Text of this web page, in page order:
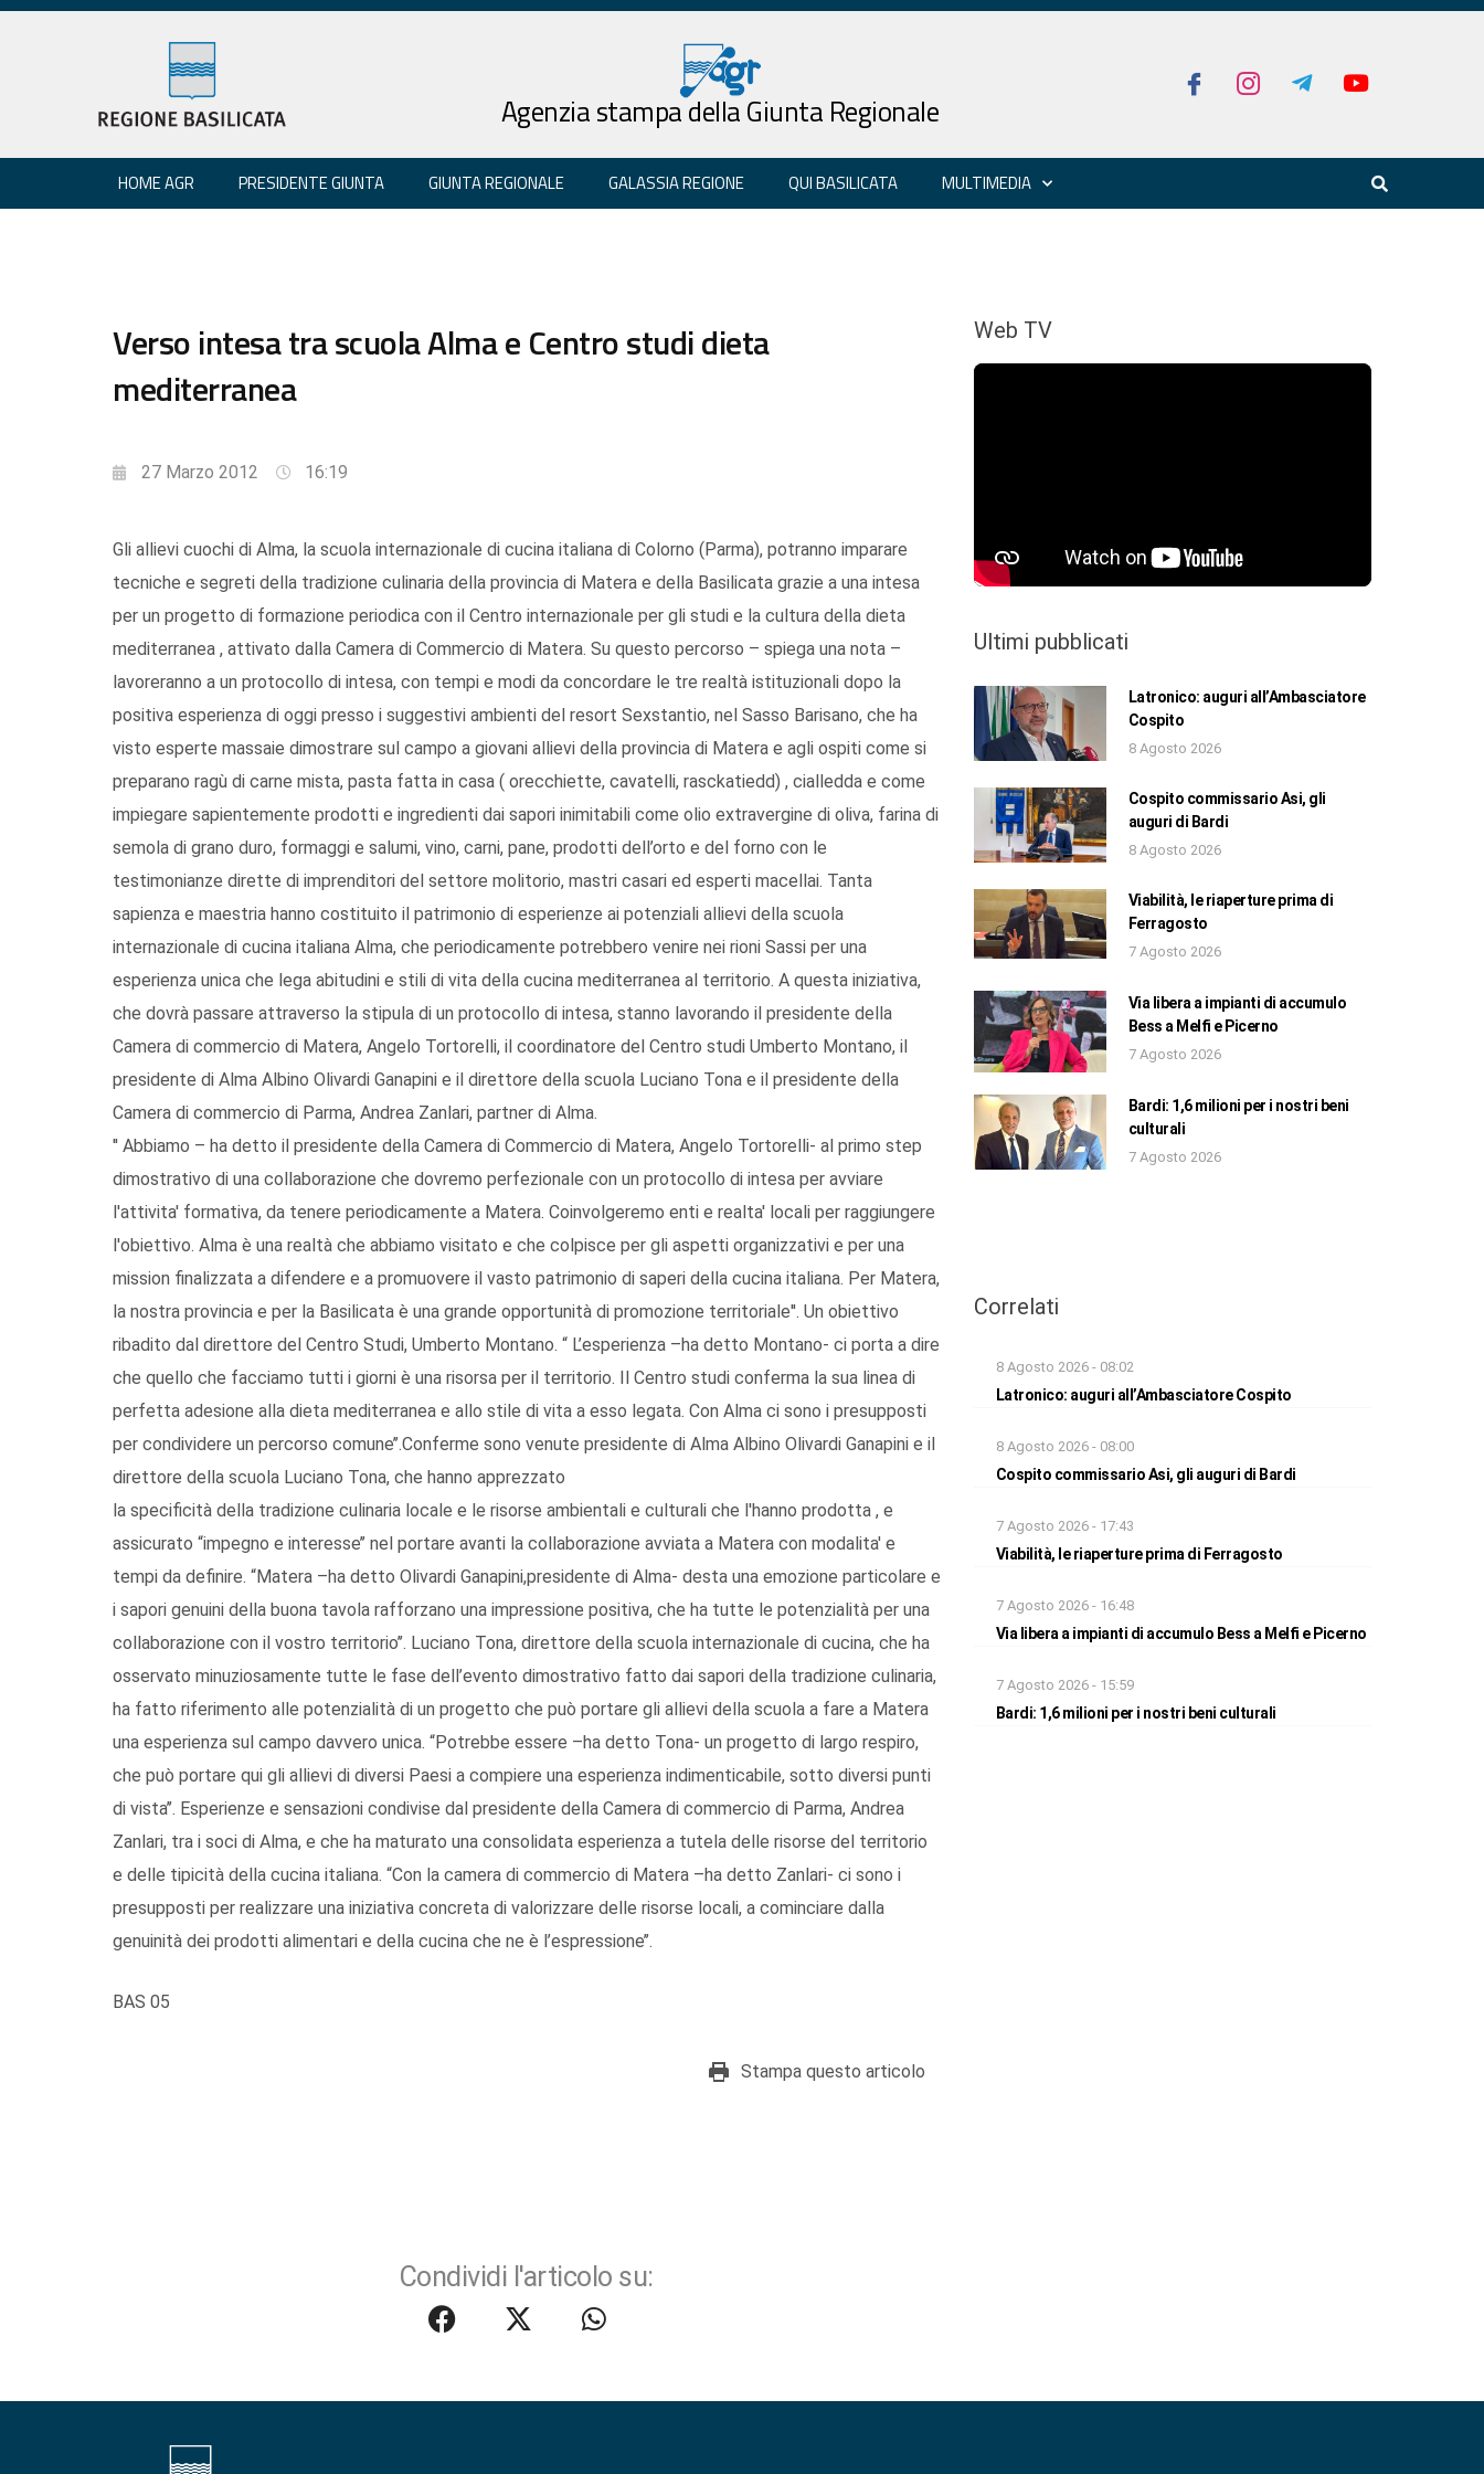
Agenzia stampa della Giunta Regionale
HOME AGR PRESIDENTE GIUNTA GIUNTA REGIONALE GALASSIA REGIONE QUI BASILICATA MULTIMEDIA
Verso intesa tra scuola Alma e Centro studi dieta
mediterranea
27 Marzo 2012 16:19
Gli allievi cuochi di Alma, la scuola internazionale di cucina italiana di Colorno (Parma), potranno imparare
tecniche e segreti della tradizione culinaria della provincia di Matera e della Basilicata grazie a una intesa
per un progetto di formazione periodica con il Centro internazionale per gli studi e la cultura della dieta
mediterranea , attivato dalla Camera di Commercio di Matera. Su questo percorso – spiega una nota –
lavoreranno a un protocollo di intesa, con tempi e modi da concordare le tre realtà istituzionali dopo la
positiva esperienza di oggi presso i suggestivi ambienti del resort Sexstantio, nel Sasso Barisano, che ha
visto esperte massaie dimostrare sul campo a giovani allievi della provincia di Matera e agli ospiti come si
preparano ragù di carne mista, pasta fatta in casa ( orecchiette, cavatelli, rasckatiedd) , cialledda e come
impiegare sapientemente prodotti e ingredienti dai sapori inimitabili come olio extravergine di oliva, farina di
semola di grano duro, formaggi e salumi, vino, carni, pane, prodotti dell’orto e del forno con le
testimonianze dirette di imprenditori del settore molitorio, mastri casari ed esperti macellai. Tanta
sapienza e maestria hanno costituito il patrimonio di esperienze ai potenziali allievi della scuola
internazionale di cucina italiana Alma, che periodicamente potrebbero venire nei rioni Sassi per una
esperienza unica che lega abitudini e stili di vita della cucina mediterranea al territorio. A questa iniziativa,
che dovrà passare attraverso la stipula di un protocollo di intesa, stanno lavorando il presidente della
Camera di commercio di Matera, Angelo Tortorelli, il coordinatore del Centro studi Umberto Montano, il
presidente di Alma Albino Olivardi Ganapini e il direttore della scuola Luciano Tona e il presidente della
Camera di commercio di Parma, Andrea Zanlari, partner di Alma.
'' Abbiamo – ha detto il presidente della Camera di Commercio di Matera, Angelo Tortorelli- al primo step
dimostrativo di una collaborazione che dovremo perfezionale con un protocollo di intesa per avviare
l'attivita' formativa, da tenere periodicamente a Matera. Coinvolgeremo enti e realta' locali per raggiungere
l'obiettivo. Alma è una realtà che abbiamo visitato e che colpisce per gli aspetti organizzativi e per una
mission finalizzata a difendere e a promuovere il vasto patrimonio di saperi della cucina italiana. Per Matera,
la nostra provincia e per la Basilicata è una grande opportunità di promozione territoriale''. Un obiettivo
ribadito dal direttore del Centro Studi, Umberto Montano. “ L’esperienza –ha detto Montano- ci porta a dire
che quello che facciamo tutti i giorni è una risorsa per il territorio. Il Centro studi conferma la sua linea di
perfetta adesione alla dieta mediterranea e allo stile di vita a esso legata. Con Alma ci sono i presupposti
per condividere un percorso comune’’.Conferme sono venute presidente di Alma Albino Olivardi Ganapini e il
direttore della scuola Luciano Tona, che hanno apprezzato
la specificità della tradizione culinaria locale e le risorse ambientali e culturali che l'hanno prodotta , e
assicurato “impegno e interesse’’ nel portare avanti la collaborazione avviata a Matera con modalita' e
tempi da definire. “Matera –ha detto Olivardi Ganapini,presidente di Alma- desta una emozione particolare e
i sapori genuini della buona tavola rafforzano una impressione positiva, che ha tutte le potenzialità per una
collaborazione con il vostro territorio’’. Luciano Tona, direttore della scuola internazionale di cucina, che ha
osservato minuziosamente tutte le fase dell’evento dimostrativo fatto dai sapori della tradizione culinaria,
ha fatto riferimento alle potenzialità di un progetto che può portare gli allievi della scuola a fare a Matera
una esperienza sul campo davvero unica. “Potrebbe essere –ha detto Tona- un progetto di largo respiro,
che può portare qui gli allievi di diversi Paesi a compiere una esperienza indimenticabile, sotto diversi punti
di vista’’. Esperienze e sensazioni condivise dal presidente della Camera di commercio di Parma, Andrea
Zanlari, tra i soci di Alma, e che ha maturato una consolidata esperienza a tutela delle risorse del territorio
e delle tipicità della cucina italiana. “Con la camera di commercio di Matera –ha detto Zanlari- ci sono i
presupposti per realizzare una iniziativa concreta di valorizzare delle risorse locali, a cominciare dalla
genuinità dei prodotti alimentari e della cucina che ne è l’espressione’’.
BAS 05
Stampa questo articolo
Condividi l'articolo su:
Web TV
Ultimi pubblicati
Latronico: auguri all’Ambasciatore
Cospito
8 Agosto 2026
Cospito commissario Asi, gli
auguri di Bardi
8 Agosto 2026
Viabilità, le riaperture prima di
Ferragosto
7 Agosto 2026
Via libera a impianti di accumulo
Bess a Melfi e Picerno
7 Agosto 2026
Bardi: 1,6 milioni per i nostri beni
culturali
7 Agosto 2026
Correlati
8 Agosto 2026 - 08:02
Latronico: auguri all’Ambasciatore Cospito
8 Agosto 2026 - 08:00
Cospito commissario Asi, gli auguri di Bardi
7 Agosto 2026 - 17:43
Viabilità, le riaperture prima di Ferragosto
7 Agosto 2026 - 16:48
Via libera a impianti di accumulo Bess a Melfi e Picerno
7 Agosto 2026 - 15:59
Bardi: 1,6 milioni per i nostri beni culturali